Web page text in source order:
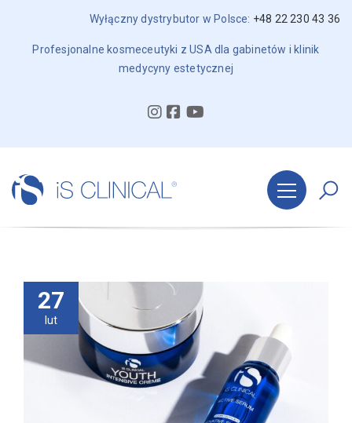
Wyłączny dystrybutor w Polsce: +48 22 230 43 36
Profesjonalne kosmeceutyki z USA dla gabinetów i klinik
medycyny estetycznej
27
lut